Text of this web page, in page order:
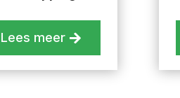
Lees meer